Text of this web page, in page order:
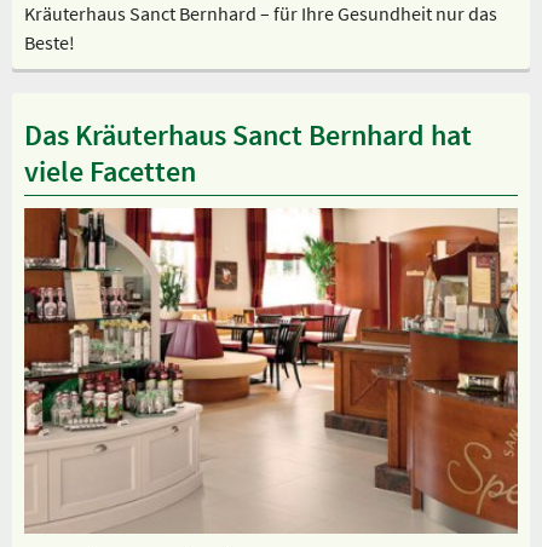
Kräuterhaus Sanct Bernhard – für Ihre Gesundheit nur das
Beste!
Das Kräuterhaus Sanct Bernhard hat
viele Facetten